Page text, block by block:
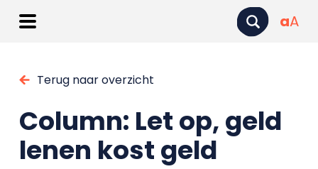
aA
Terug naar overzicht
Column: Let op, geld
lenen kost geld